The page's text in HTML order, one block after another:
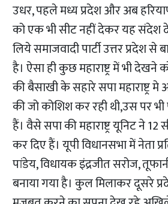
उधर, पहले मध्य प्रदेश और अब
को एक भी सीट नहीं देकर यह संदेश
लिये समाजवादी पार्टी उत्तर प्रदेश से
है। ऐसा ही कुछ महाराष्ट्र में भी देखने
की बैसाखी के सहारे सपा महाराष्ट्र
की जो कोशिश कर रही थी,उस पर भी
हैं। वैसे सपा की महाराष्ट्र यूनिट ने 12
कर दिए हैं। यूपी विधानसभा में नेता
पांडेय, विधायक इंद्रजीत सरोज,
बनाया गया है। कुल मिलाकर दूसरे